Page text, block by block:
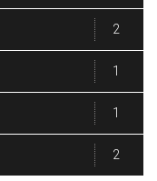
2
1
1
2